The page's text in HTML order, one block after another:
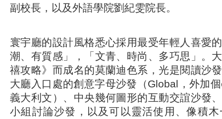
副校長，以及外語學院劉紀雯院長。
寰宇廳的設計風格悉心採用最受年輕人喜愛
潮、有質感」，「文青、時尚、多巧思」。
禧攻略》而成名的莫蘭迪色系，光是閱讀沙
大廳入口處的創意字母沙發（Global，外加
義大利文）、中央幾何圖形的互動交誼沙發
小組討論沙發，以及可以靈活使用、像積